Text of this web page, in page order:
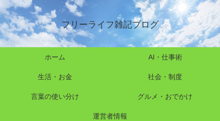
フリーライフ雑記ブログ
ホーム AI・仕事術
生活・お金 社会・制度
言葉の使い分け グルメ・おでかけ
運営者情報